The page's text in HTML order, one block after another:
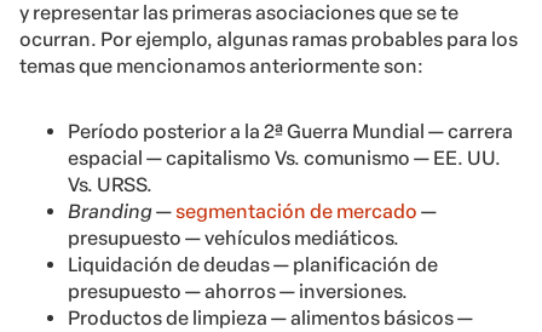
y representar las primeras asociaciones que se te
ocurran. Por ejemplo, algunas ramas probables para los
temas que mencionamos anteriormente son:
Período posterior a la 2ª Guerra Mundial — carrera
espacial — capitalismo Vs. comunismo — EE. UU.
Vs. URSS.
Branding—segmentación de mercado —
presupuesto — vehículos mediáticos.
Liquidación de deudas — planificación de
presupuesto — ahorros — inversiones.
Productos de limpieza — alimentos básicos —